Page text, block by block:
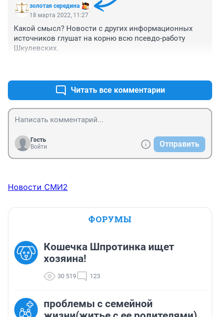
золотая середина
18 марта 2022, 11:27
Какой смысл? Новости с других информационных
источников глушат на корню всю псевдо-работу
Шкулевских.
Читать все комментарии
Гость
Войти
Отправить
Новости СМИ2
ФОРУМЫ
Кошечка Шпротинка ищет
хозяина!
30 519 123
проблемы с семейной